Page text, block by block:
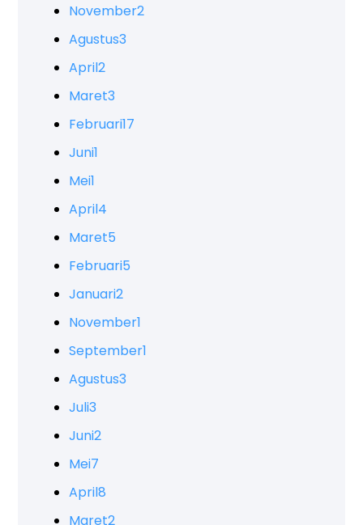
November2
Agustus3
April2
Maret3
Februari17
Juni1
Mei1
April4
Maret5
Februari5
Januari2
November1
September1
Agustus3
Juli3
Juni2
Mei7
April8
Maret2